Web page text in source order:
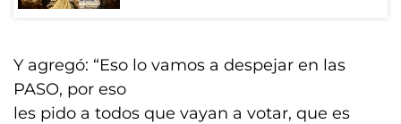
Y agregó: “Eso lo vamos a despejar en las
PASO, por eso
les pido a todos que vayan a votar, que es